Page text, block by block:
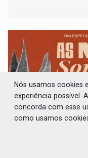
Nós usamos cookies
experiência possível.
concorda com esse
como usamos